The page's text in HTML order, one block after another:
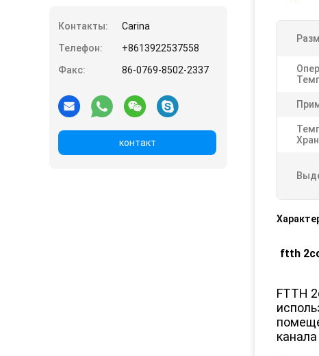
Контакты:
Carina
Телефон:
+8613922537558
Факс:
86-0769-8502-2337
контакт
ftth
FTTH